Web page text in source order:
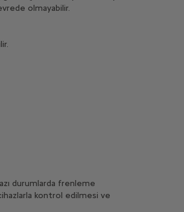
olmayabilir.
durumlarda frenleme
kontrol edilmesi ve